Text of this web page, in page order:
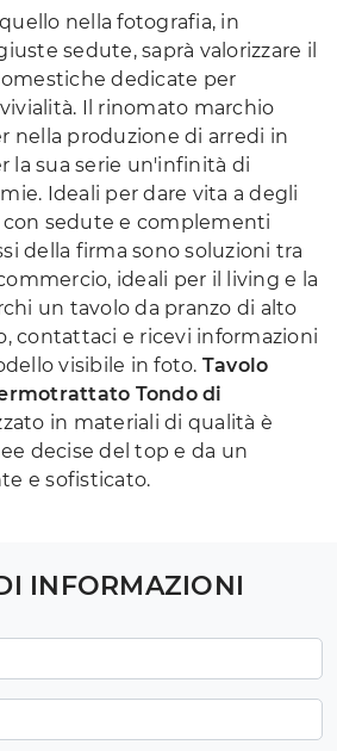
nella fotografia, in
sedute, saprà valorizzare il
dedicate per
Il rinomato marchio
nella produzione di arredi in
la sua serie un'infinità di
Ideali per dare vita a degli
sedute e complementi
della firma sono soluzioni tra
ideali per il living e la
un tavolo da pranzo di alto
contattaci e ricevi informazioni
visibile in foto. Tavolo
Tondo di
in materiali di qualità è
decise del top e da un
e sofisticato.
INFORMAZIONI